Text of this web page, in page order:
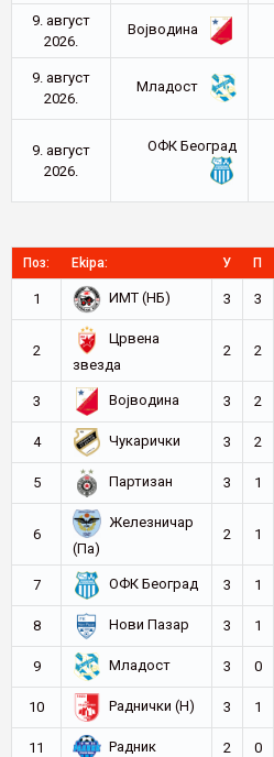
9. август
2026.
Војводина
9. август
2026.
Младост
9. август
2026.
ОФК Београд
Поз: Ekipa: У П
1 ИМТ (НБ) 3 3
2
Црвена
звезда
2 2
3 Војводина 3 2
4 Чукарички 3 2
5 Партизан 3 1
6
Железничар
(Па)
2 1
7 ОФК Београд 3 1
8 Нови Пазар 3 1
9 Младост 3 0
10 Раднички (Н) 3 1
11 Радник 2 0